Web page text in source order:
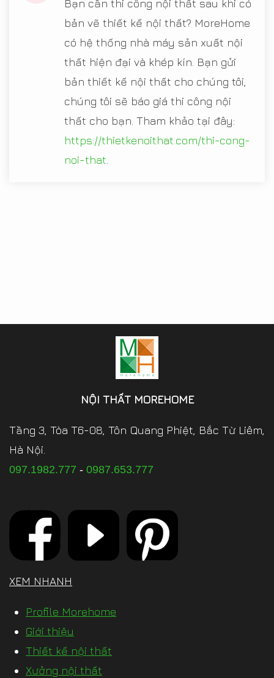
Bạn cần thi công nội thất sau khi có
bản vẽ thiết kế nội thất? MoreHome
có hệ thống nhà máy sản xuất nội
thất hiện đại và khép kín. Bạn gửi
bản thiết kế nội thất cho chúng tôi,
chúng tôi sẽ báo giá thi công nội
thất cho bạn. Tham khảo tại đây:
https://thietkenoithat.com/thi-cong-
noi-that
NỘI THẤT MOREHOME
Tầng 3, Tòa T6-08, Tôn Quang Phiệt, Bắc Từ Liêm,
Hà Nội.
097.1982.777 - 0987.653.777
XEM NHANH
Profile Morehome
Giới thiệu
Thiết kế nội thất
Xưởng nội thất